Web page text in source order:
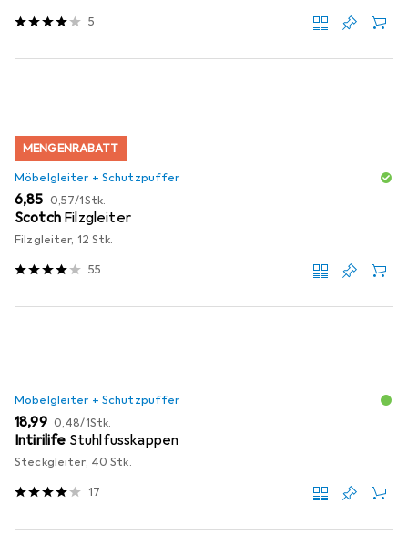
5
MENGENRABATT
Möbelgleiter + Schutzpuffer
EUR
6,85 EUR
0,57/1Stk.
Scotch Filzgleiter
Filzgleiter, 12 Stk.
55
Möbelgleiter + Schutzpuffer
EUR
18,99 EUR
0,48/1Stk.
Intirilife Stuhlfusskappen
Steckgleiter, 40 Stk.
17